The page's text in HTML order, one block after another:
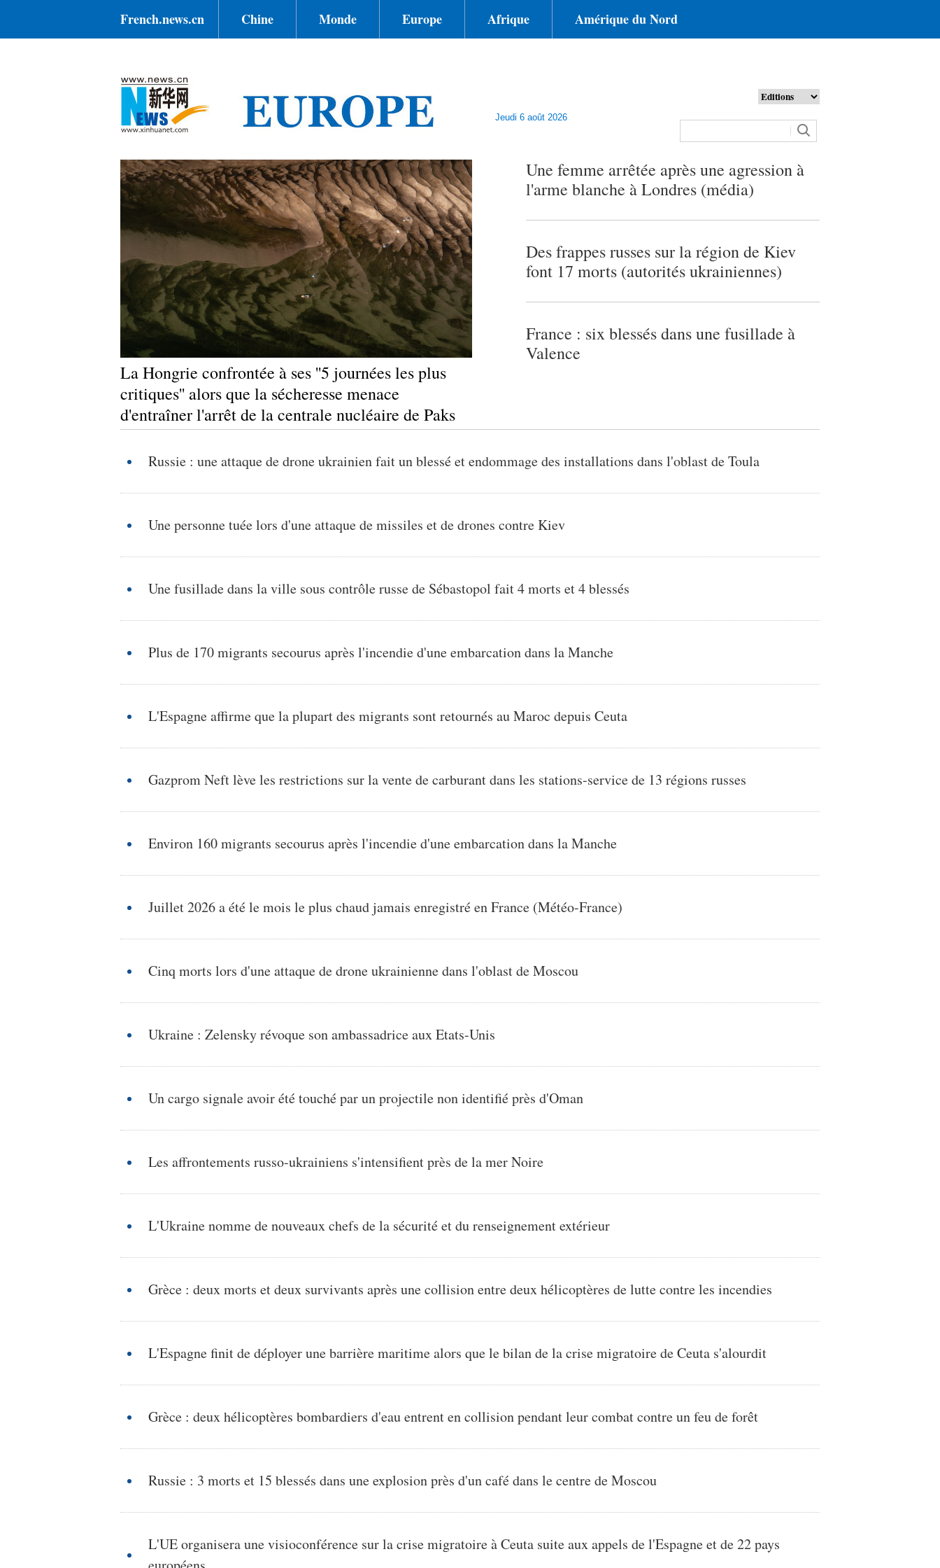
French.news.cn Chine Monde Europe Afrique Amérique du Nord
Jeudi 6 août 2026
La Hongrie confrontée à ses ''5 journées les plus
critiques'' alors que la sécheresse menace
d'entraîner l'arrêt de la centrale nucléaire de Paks
Une femme arrêtée après une agression à
l'arme blanche à Londres (média)
Des frappes russes sur la région de Kiev
font 17 morts (autorités ukrainiennes)
France : six blessés dans une fusillade à
Valence
Russie : une attaque de drone ukrainien fait un blessé et endommage des installations dans l'oblast de Toula
Une personne tuée lors d'une attaque de missiles et de drones contre Kiev
Une fusillade dans la ville sous contrôle russe de Sébastopol fait 4 morts et 4 blessés
Plus de 170 migrants secourus après l'incendie d'une embarcation dans la Manche
L'Espagne affirme que la plupart des migrants sont retournés au Maroc depuis Ceuta
Gazprom Neft lève les restrictions sur la vente de carburant dans les stations-service de 13 régions russes
Environ 160 migrants secourus après l'incendie d'une embarcation dans la Manche
Juillet 2026 a été le mois le plus chaud jamais enregistré en France (Météo-France)
Cinq morts lors d'une attaque de drone ukrainienne dans l'oblast de Moscou
Ukraine : Zelensky révoque son ambassadrice aux Etats-Unis
Un cargo signale avoir été touché par un projectile non identifié près d'Oman
Les affrontements russo-ukrainiens s'intensifient près de la mer Noire
L'Ukraine nomme de nouveaux chefs de la sécurité et du renseignement extérieur
Grèce : deux morts et deux survivants après une collision entre deux hélicoptères de lutte contre les incendies
L'Espagne finit de déployer une barrière maritime alors que le bilan de la crise migratoire de Ceuta s'alourdit
Grèce : deux hélicoptères bombardiers d'eau entrent en collision pendant leur combat contre un feu de forêt
Russie : 3 morts et 15 blessés dans une explosion près d'un café dans le centre de Moscou
L'UE organisera une visioconférence sur la crise migratoire à Ceuta suite aux appels de l'Espagne et de 22 pays